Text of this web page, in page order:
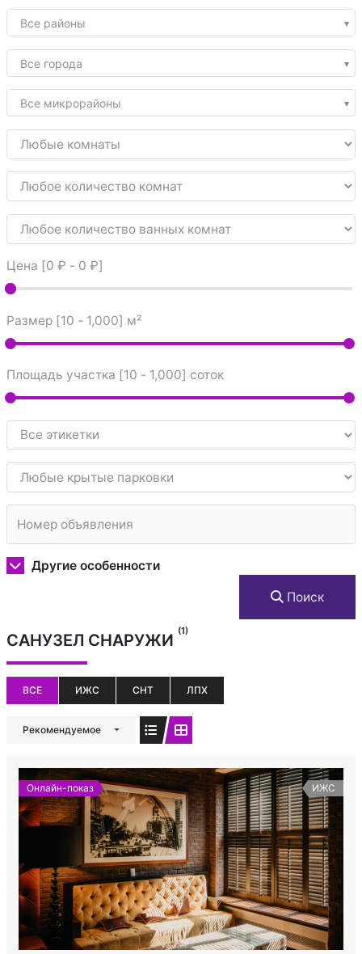
Все районы
Все города
Все микрорайоны
Цена [0 ₽ - 0 ₽]
Размер [10 - 1,000] м²
Площадь участка [10 - 1,000] соток
Другие особенности
Поиск
САНУЗЕЛ СНАРУЖИ (1)
ВСЕ ИЖС СНТ ЛПХ
Рекомендуемое
Онлайн-показ ИЖС